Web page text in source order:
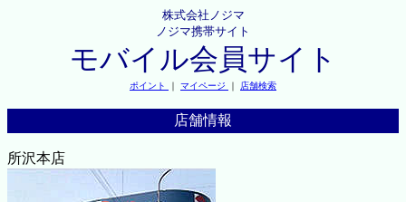
株式会社ノジマ
ノジマ携帯サイト
モバイル会員サイト
ポイント ｜ マイページ ｜ 店舗検索
店舗情報
所沢本店